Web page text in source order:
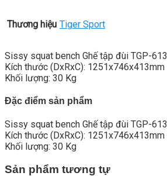
Thương hiệu Tiger Sport
Sissy squat bench Ghế tập đùi TGP-613
Kích thước (DxRxC): 1251x746x413mm
Khối lượng: 30 Kg
Đặc điểm sản phẩm
Sissy squat bench Ghế tập đùi TGP-613
Kích thước (DxRxC): 1251x746x413mm
Khối lượng: 30 Kg
Sản phẩm tương tự